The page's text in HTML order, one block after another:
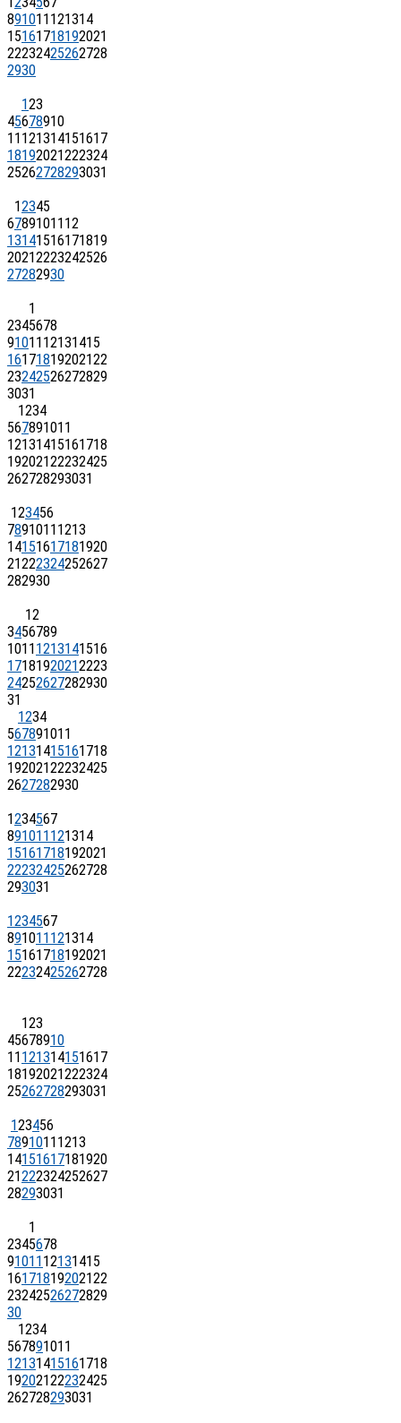
891011 121314
15161718192021
22232425262728
2930
123
45678910
11 121314151617
18192021222324
25262728293031
12345
67891011 12
13141516171819
20212223242526
27282930
1
2345678
91011 12131415
16171819202122
23242526272829
3031
1234
567891011
12131415161718
19202122232425
262728293031
123456
7891011 1213
14151617181920
21222324252627
282930
12
3456789
1011 1213141516
17181920212223
24252627282930
31
1234
567891011
12131415161718
19202122232425
2627282930
1234567
891011 121314
15161718192021
22232425262728
293031
1234567
891011 121314
15161718192021
22232425262728
123
45678910
11 121314151617
18192021222324
25262728293031
123456
7891011 1213
14151617181920
21222324252627
28293031
1
2345678
91011 12131415
16171819202122
23242526272829
30
1234
567891011
12131415161718
19202122232425
262728293031